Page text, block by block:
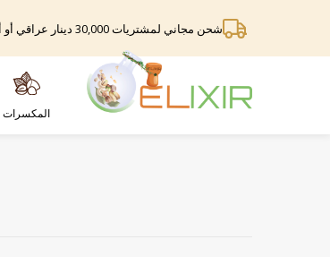
شحن مجاني لمشتريات 30,000 دينار عراقي أو أكثر!
المكسرات